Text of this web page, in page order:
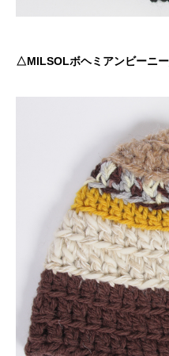
△MILSOLボヘミアンビーニ